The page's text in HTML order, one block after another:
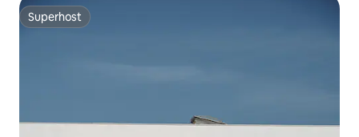
Superhost
Superhost